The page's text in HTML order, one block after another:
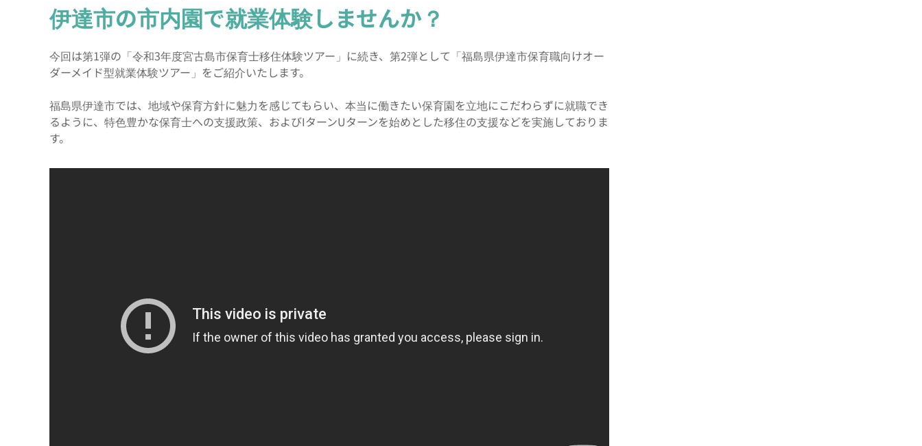
伊達市の市内園で就業体験しませんか？
今回は第1弾の「令和3年度宮古島市保育士移住体験ツアー」に続き、第2弾として「福島県伊達市保育職向けオー
ダーメイド型就業体験ツアー」をご紹介いたします。
福島県伊達市では、地域や保育方針に魅力を感じてもらい、本当に働きたい保育園を立地にこだわらずに就職でき
るように、特色豊かな保育士への支援政策、およびIターンUターンを始めとした移住の支援などを実施しておりま
す。